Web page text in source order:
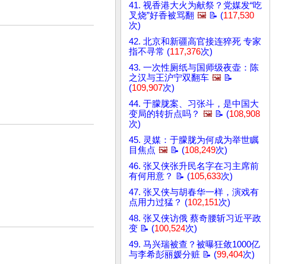
41. 视香港大火为献祭？党媒发“吃
叉烧”好香被骂翻 🖼️ 📝 (117,530
次)
42. 北京和新疆高官接连猝死 专家
指不寻常 (117,376次)
43. 一次性厕纸与国师级夜壶：陈
之汉与王沪宁双翻车 🖼️ 📝
(109,907次)
44. 于朦胧案、习张斗，是中国大
变局的转折点吗？ 🖼️ 📝 (108,908
次)
45. 灵媒：于朦胧为何成为举世瞩
目焦点 🖼️ 📝 (108,249次)
46. 张又侠张升民名字在习主席前
有何用意？ 📝 (105,633次)
47. 张又侠与胡春华一样，演戏有
点用力过猛？ (102,151次)
48. 张又侠访俄 蔡奇腰斩习近平政
变 📝 (100,524次)
49. 马兴瑞被查？被曝狂敛1000亿
与李希彭丽媛分赃 📝 (99,404次)